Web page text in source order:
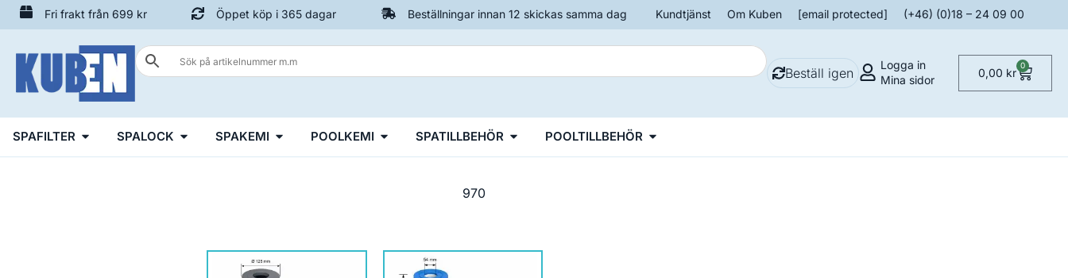
Fri frakt från 699 kr Öppet köp i 365 dagar Beställningar innan 12 skickas samma dag Kundtjänst Om Kuben [email protected] (+46) (0)18 – 24 09 00
Beställ igen
Logga in
Mina sidor
0,00 kr
0
SPAFILTER SPALOCK SPAKEMI POOLKEMI SPATILLBEHÖR POOLTILLBEHÖR
970